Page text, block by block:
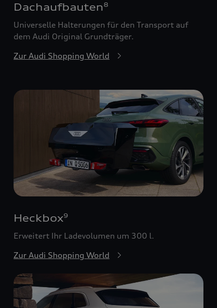
Dachaufbauten8
Universelle Halterungen für den Transport auf
dem Audi Original Grundträger.
Zur Audi Shopping World
Heckbox9
Erweitert Ihr Ladevolumen um 300 l.
Zur Audi Shopping World